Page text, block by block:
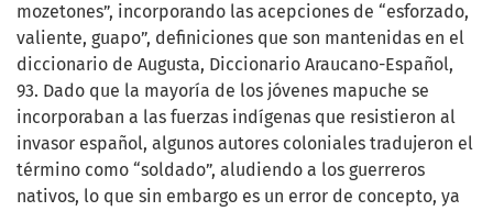
mozetones”, incorporando las acepciones de “esforzado,
valiente, guapo”, definiciones que son mantenidas en el
diccionario de Augusta, Diccionario Araucano-Español,
93. Dado que la mayoría de los jóvenes mapuche se
incorporaban a las fuerzas indígenas que resistieron al
invasor español, algunos autores coloniales tradujeron el
término como “soldado”, aludiendo a los guerreros
nativos, lo que sin embargo es un error de concepto, ya